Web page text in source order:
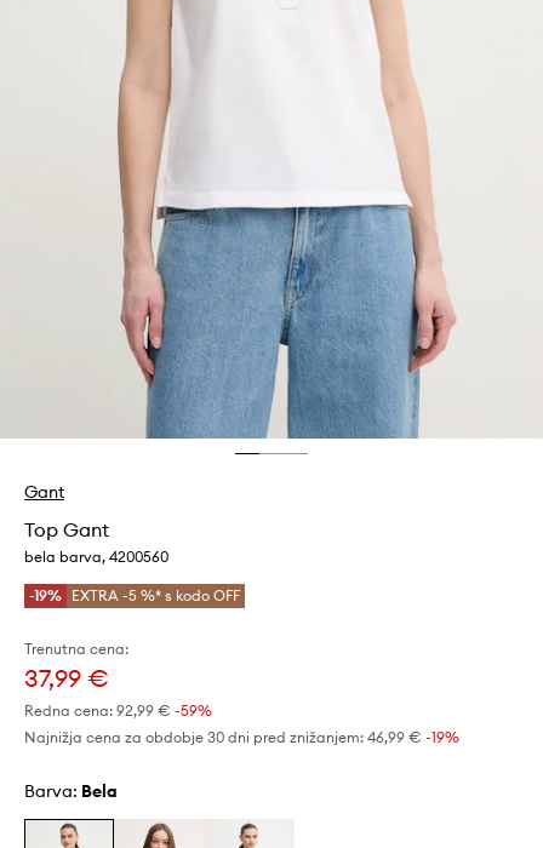
Gant
Top Gant
bela barva, 4200560
-19% EXTRA -5 %* s kodo OFF
Trenutna cena:
37,99 €
Redna cena: 92,99 € -59%
Najnižja cena za obdobje 30 dni pred znižanjem: 46,99 € -19%
Barva: bela